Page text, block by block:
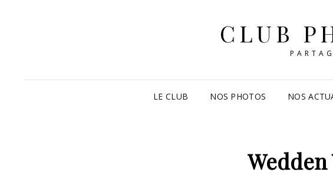
CLUB
LE CLUB NOS PHOTOS NOS